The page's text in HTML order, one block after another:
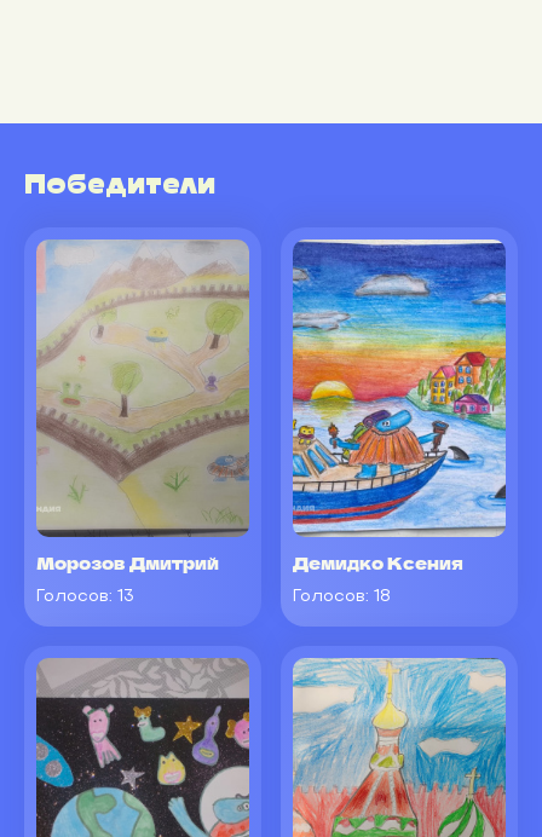
Победители
Морозов Дмитрий
Голосов: 13
Демидко Ксения
Голосов: 18